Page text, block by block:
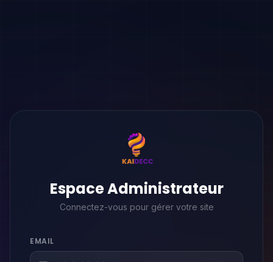
Espace Administrateur
Connectez-vous pour gérer votre site
EMAIL